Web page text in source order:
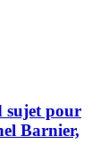
sujet pour
Barnier,